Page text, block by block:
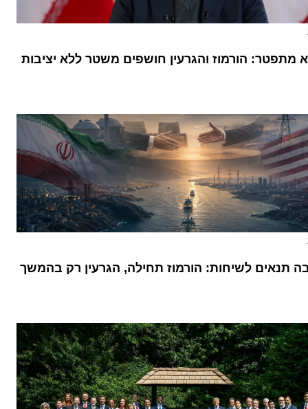
מתפטר: הורמוז והגרעין חושפים משטר ללא יציבות
תנאים לשיחות: הורמוז תחילה, הגרעין רק בהמשך